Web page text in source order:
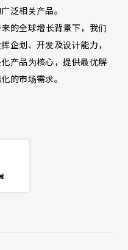
泛相关产品。
的全球增长背景下，我们
企划、开发及设计能力，
产品为核心，提供最优解
的市场需求。